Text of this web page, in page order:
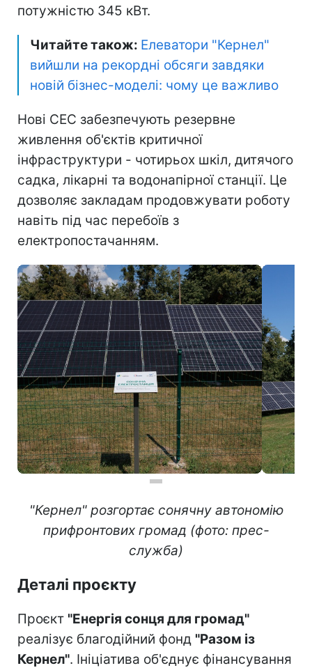
потужністю 345 кВт.
Читайте також: Елеватори "Кернел"
вийшли на рекордні обсяги завдяки
новій бізнес-моделі: чому це важливо
Нові СЕС забезпечують резервне
живлення об'єктів критичної
інфраструктури - чотирьох шкіл, дитячого
садка, лікарні та водонапірної станції. Це
дозволяє закладам продовжувати роботу
навіть під час перебоїв з
електропостачанням.
"Кернел" розгортає сонячну автономію
прифронтових громад (фото: прес-
служба)
Деталі проєкту
Проєкт "Енергія сонця для громад"
реалізує благодійний фонд "Разом із
Кернел". Ініціатива об'єднує фінансування